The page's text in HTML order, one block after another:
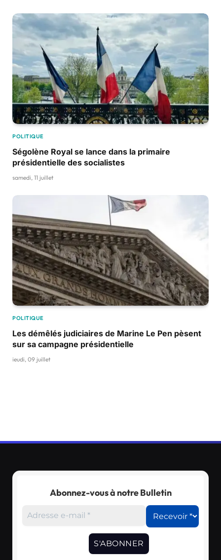
POLITIQUE
Ségolène Royal se lance dans la primaire
présidentielle des socialistes
samedi, 11 juillet
POLITIQUE
Les démêlés judiciaires de Marine Le Pen pèsent
sur sa campagne présidentielle
jeudi, 09 juillet
Abonnez-vous à notre Bulletin